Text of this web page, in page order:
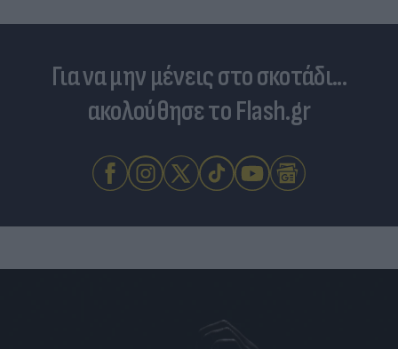
Για να μην μένεις στο σκοτάδι...
ακολούθησε το Flash.gr